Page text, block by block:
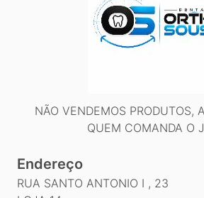
NÃO VENDEMOS PRODUTOS,
QUEM COMANDA O
Endereço
RUA SANTO ANTONIO I , 23